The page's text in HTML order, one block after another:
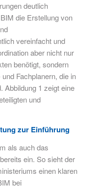
deutlich
die Erstellung von
vereinfacht und
aber nicht nur
benötigt, sondern
Fachplanern, die in
Abbildung 1 zeigt eine
und
zur Einführung
als auch das
ein. So sieht der
einen klaren
bei